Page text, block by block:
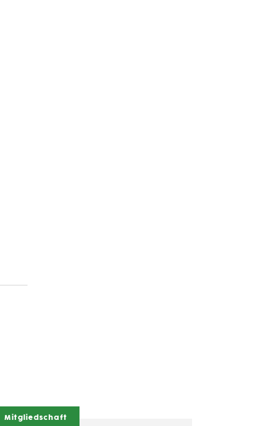
Mitgliedschaft